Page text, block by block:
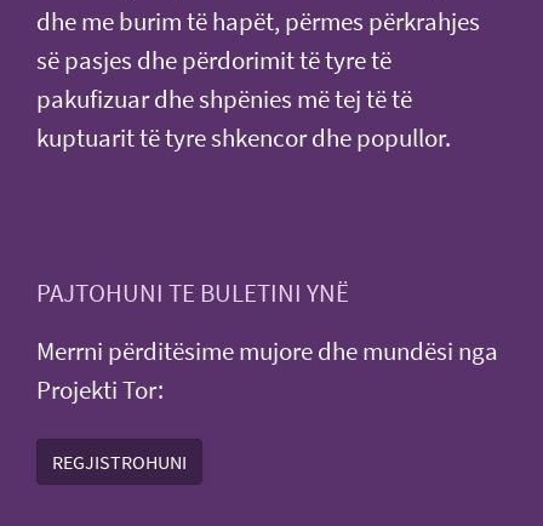
dhe me burim të hapët, përmes përkrahjes
së pasjes dhe përdorimit të tyre të
pakufizuar dhe shpënies më tej të të
kuptuarit të tyre shkencor dhe popullor.
PAJTOHUNI TE BULETINI YNË
Merrni përditësime mujore dhe mundësi nga
Projekti Tor:
REGJISTROHUNI